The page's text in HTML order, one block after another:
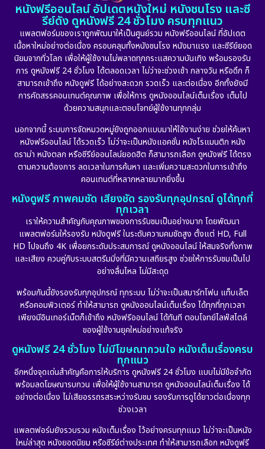
หนังฟรีออนไลน์ อัปเดตหนังใหม่ หนังชนโรง และซี
รีย์ดัง ดูหนังฟรี 24 ชั่วโมง ครบทุกแนว
แพลตฟอร์มของเราถูกพัฒนาให้เป็นศูนย์รวม หนังฟรีออนไลน์ ที่อัปเดต
เนื้อหาใหม่อย่างต่อเนื่อง ครอบคลุมทั้งหนังชนโรง หนังมาแรง และซีรีย์ยอด
นิยมจากทั่วโลก เพื่อให้ผู้ใช้งานไม่พลาดทุกกระแสความบันเทิง พร้อมรองรับ
การ ดูหนังฟรี 24 ชั่วโมง ได้ตลอดเวลา ไม่ว่าจะช่วงเช้า กลางวัน หรือดึก ก็
สามารถเข้าถึง หนังดูฟรี ได้อย่างสะดวก รวดเร็ว และต่อเนื่อง อีกทั้งยังมี
การคัดสรรคอนเทนต์คุณภาพ เพื่อให้การ ดูหนังออนไลน์เต็มเรื่อง เต็มไป
ด้วยความสนุกและตอบโจทย์ผู้ใช้งานทุกกลุ่ม
นอกจากนี้ ระบบการจัดหมวดหมู่ยังถูกออกแบบมาให้ใช้งานง่าย ช่วยให้ค้นหา
หนังฟรีออนไลน์ ได้รวดเร็ว ไม่ว่าจะเป็นหนังแอคชั่น หนังโรแมนติก หนัง
ดราม่า หนังตลก หรือซีรีย์ออนไลน์ยอดฮิต ก็สามารถเลือก ดูหนังฟรี ได้ตรง
ตามความต้องการ ลดเวลาในการค้นหา และเพิ่มความสะดวกในการเข้าถึง
คอนเทนต์ที่หลากหลายมากยิ่งขึ้น
หนังดูฟรี ภาพคมชัด เสียงชัด รองรับทุกอุปกรณ์ ดูได้ทุกที่
ทุกเวลา
เราให้ความสำคัญกับคุณภาพของการรับชมเป็นอย่างมาก โดยพัฒนา
แพลตฟอร์มให้รองรับ หนังดูฟรี ในระดับความคมชัดสูง ตั้งแต่ HD, Full
HD ไปจนถึง 4K เพื่อยกระดับประสบการณ์ ดูหนังออนไลน์ ให้สมจริงทั้งภาพ
และเสียง ควบคู่กับระบบสตรีมมิ่งที่มีความเสถียรสูง ช่วยให้การรับชมเป็นไป
อย่างลื่นไหล ไม่มีสะดุด
พร้อมกันนี้ยังรองรับทุกอุปกรณ์ ทุกระบบ ไม่ว่าจะเป็นสมาร์ทโฟน แท็บเล็ต
หรือคอมพิวเตอร์ ทำให้สามารถ ดูหนังออนไลน์เต็มเรื่อง ได้ทุกที่ทุกเวลา
เพียงมีอินเทอร์เน็ตก็เข้าถึง หนังฟรีออนไลน์ ได้ทันที ตอบโจทย์ไลฟ์สไตล์
ของผู้ใช้งานยุคใหม่อย่างแท้จริง
ดูหนังฟรี 24 ชั่วโมง ไม่มีโฆษณากวนใจ หนังเต็มเรื่องครบ
ทุกแนว
อีกหนึ่งจุดเด่นสำคัญคือการให้บริการ ดูหนังฟรี 24 ชั่วโมง แบบไม่มีข้อจำกัด
พร้อมลดโฆษณารบกวน เพื่อให้ผู้ใช้งานสามารถ ดูหนังออนไลน์เต็มเรื่อง ได้
อย่างต่อเนื่อง ไม่เสียอรรถรสระหว่างรับชม รองรับการดูได้ยาวต่อเนื่องทุก
ช่วงเวลา
แพลตฟอร์มยังรวบรวม หนังเต็มเรื่อง ไว้อย่างครบทุกแนว ไม่ว่าจะเป็นหนัง
ใหม่ล่าสุด หนังยอดนิยม หรือซีรีย์ต่างประเทศ ทำให้สามารถเลือก หนังดูฟรี